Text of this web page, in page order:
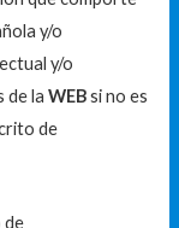
y/o
y/o
de laWEBsi no es
de
de